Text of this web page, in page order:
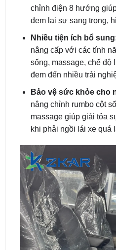
Nhiều tiện ích bổ
nâng cấp với các tính
sống, massage, chế
đem đến nhiều trải
Bảo vệ sức khỏe cho
nâng chỉnh rumbo cột
massage giúp giải tỏa
khi phải ngồi lái xe quá